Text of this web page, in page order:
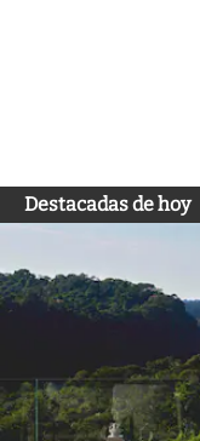
Destacadas de hoy